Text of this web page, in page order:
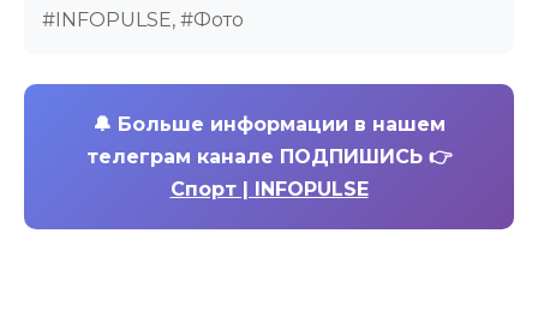
#INFOPULSE, #Фото
🔔 Больше информации в нашем
телеграм канале ПОДПИШИСЬ 👉
Спорт | INFOPULSE